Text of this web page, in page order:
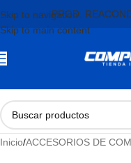
Skip to navigation
Skip to main content
PROD.
Inicio/ACCESORIOS DE